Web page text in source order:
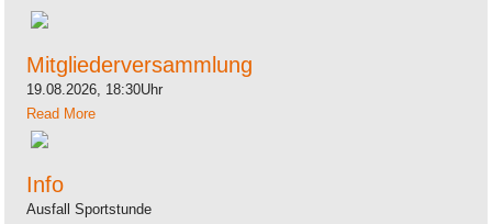
Mitgliederversammlung
19.08.2026, 18:30Uhr
Read More
Info
Ausfall Sportstunde